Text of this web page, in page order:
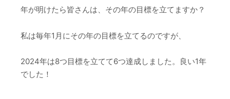
年が明けたら皆さんは、その年の目標を立てますか？
私は毎年1月にその年の目標を立てるのですが、
2024年は8つ目標を立てて6つ達成しました。良い1年
でした！